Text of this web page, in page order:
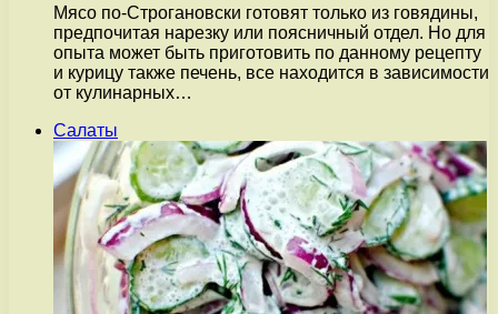
Мясо по-Строгановски готовят только из говядины,
предпочитая нарезку или поясничный отдел. Но для
опыта может быть приготовить по данному рецепту
и курицу также печень, все находится в зависимости
от кулинарных…
Салаты